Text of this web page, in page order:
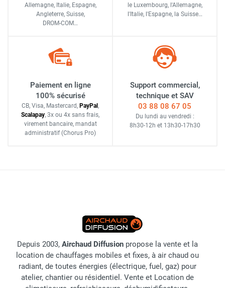
Allemagne, Italie, Espagne,
Angleterre, Suisse,
DROM-COM…
le Luxembourg, l'Allemagne,
l'Italie, l'Espagne, la Suisse…
Paiement en ligne
100% sécurisé
CB, Visa, Mastercard, PayPal ,
Scalapay, 3x ou 4x sans frais,
virement bancaire, mandat
administratif (Chorus Pro)
Support commercial,
technique et SAV
03 88 08 67 05
Du lundi au vendredi :
8h30-12h et 13h30-17h30
Depuis 2003, Airchaud Diffusion propose la vente et la
location de chauffages mobiles et fixes, à air chaud ou
radiant, de toutes énergies (électrique, fuel, gaz) pour
atelier, chantier ou résidentiel. Vente et Location de